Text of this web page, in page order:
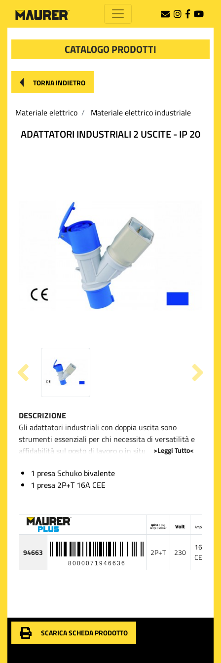
CATALOGO PRODOTTI
TORNA INDIETRO
Materiale elettrico Materiale elettrico industriale
ADATTATORI INDUSTRIALI 2 USCITE - IP 20
DESCRIZIONE
Gli adattatori industriali con doppia uscita sono
strumenti essenziali per chi necessita di versatilità e
affidabilità sul posto di lavoro o in situazioni dove è
elettrica. Questo modello, marchiato Maurer ,
rappresenta una soluzione robusta e pratica, ideale
L'adattatore è dotato in particolare di due prese: la
prima è una presa Schuko bivalente, che garantisce la
compatibilità sia con spina europea a due poli sia con
quella tedesca. Inoltre, una presa 2P+T da 16A
secondo la normativa CEE è inclusa per supportare
elettrici.
Il livello di protezione IP 20 indica che l'adattatore è
>Leggi Tutto<
1 presa Schuko bivalente
1 presa 2P+T 16A CEE
94663
8000071946636
2P+T 230
16A
CEE
SCARICA SCHEDA PRODOTTO